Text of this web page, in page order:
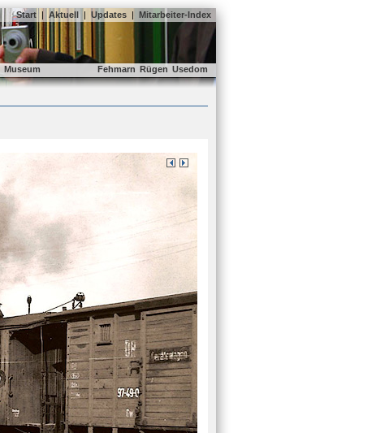
Start | Aktuell | Updates | Mitarbeiter-Index
Museum Fehmarn Rügen Usedom